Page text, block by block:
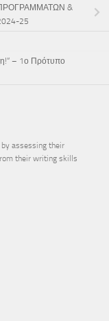
&
25
– 1ο Πρότυπο